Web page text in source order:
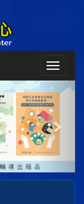
Toggle
Next